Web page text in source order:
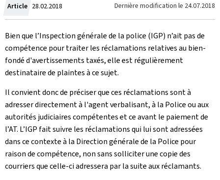
Article Crée
le
28.02.2018 Dernière modification le 24.07.2018
Bien que l’Inspection générale de la police (IGP) n’ait pas de
compétence pour traiter les réclamations relatives au bien-
fondé d'avertissements taxés, elle est régulièrement
destinataire de plaintes à ce sujet.
Il convient donc de préciser que ces réclamations sont à
adresser directement à l'agent verbalisant, à la Police ou aux
autorités judiciaires compétentes et ce avant le paiement de
l’AT. L’IGP fait suivre les réclamations qui lui sont adressées
dans ce contexte à la Direction générale de la Police pour
raison de compétence, non sans solliciter une copie des
courriers que celle-ci adressera par la suite aux réclamants.